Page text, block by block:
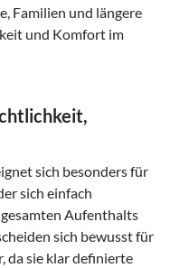
Familien und längere
und Komfort im
sich besonders für
sich einfach
Aufenthalts
sich bewusst für
da sie klar definierte